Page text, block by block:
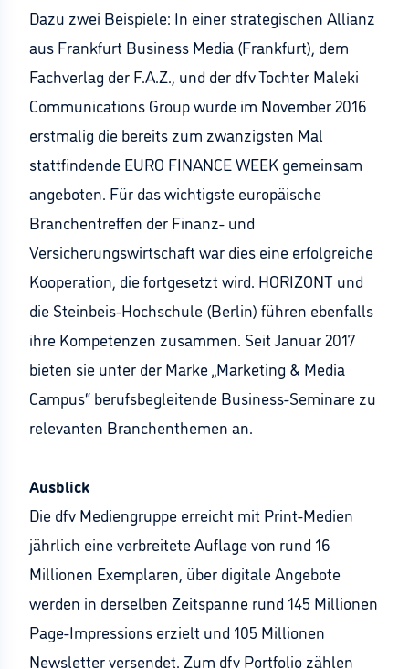
Dazu zwei Beispiele: In einer strategischen Allianz
aus Frankfurt Business Media (Frankfurt), dem
Fachverlag der F.A.Z., und der dfv Tochter Maleki
Communications Group wurde im November 2016
erstmalig die bereits zum zwanzigsten Mal
stattfindende EURO FINANCE WEEK gemeinsam
angeboten. Für das wichtigste europäische
Branchentreffen der Finanz- und
Versicherungswirtschaft war dies eine erfolgreiche
Kooperation, die fortgesetzt wird. HORIZONT und
die Steinbeis-Hochschule (Berlin) führen ebenfalls
ihre Kompetenzen zusammen. Seit Januar 2017
bieten sie unter der Marke „Marketing & Media
Campus“ berufsbegleitende Business-Seminare zu
relevanten Branchenthemen an.
Ausblick
Die dfv Mediengruppe erreicht mit Print-Medien
jährlich eine verbreitete Auflage von rund 16
Millionen Exemplaren, über digitale Angebote
werden in derselben Zeitspanne rund 145 Millionen
Page-Impressions erzielt und 105 Millionen
Newsletter versendet. Zum dfv Portfolio zählen